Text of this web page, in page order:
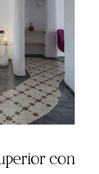
con